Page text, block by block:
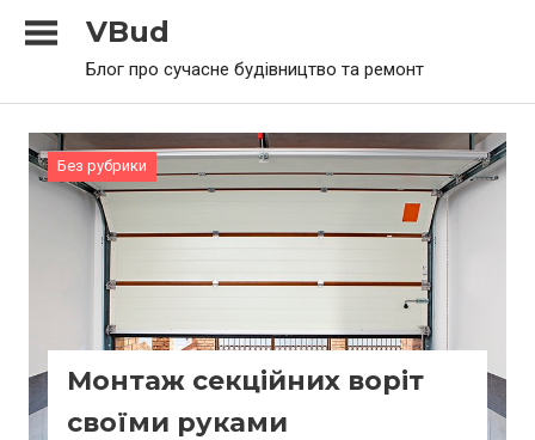
VBud
Блог про сучасне будівництво та ремонт
Без рубрики
Монтаж секційних воріт
своїми руками